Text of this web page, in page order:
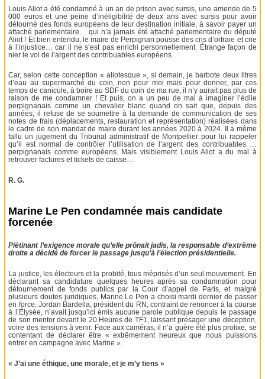
Louis Aliot a été condamné à un an de prison avec sursis, une amende de 5
000 euros et une peine d’inéligibilité de deux ans avec sursis pour avoir
détourné des fonds européens de leur destination initiale, à savoir payer un
attaché parlementaire… qui n’a jamais été attaché parlementaire du député
Aliot ! Et bien entendu, le maire de Perpignan pousse des cris d’orfraie et crie
à l’injustice… car il ne s’est pas enrichi personnellement. Étrange façon de
nier le vol de l’argent des contribuables européens…
Car, selon cette conception « aliotesque », si demain, je barbote deux litres
d’eau au supermarché du coin, non pour moi mais pour donner, par ces
temps de canicule, à boire au SDF du coin de ma rue, il n’y aurait pas plus de
raison de me condamner ! Et puis, on a un peu de mal à imaginer l’édile
perpignanais comme un chevalier blanc quand on sait que, depuis des
années, il refuse de se soumettre à la demande de communication de ses
notes de frais (déplacements, restauration et représentation) réalisées dans
le cadre de son mandat de maire durant les années 2020 à 2024. Il a même
fallu un jugement du Tribunal administratif de Montpellier pour lui rappeler
qu’il est normal de contrôler l’utilisation de l’argent des contribuables …
perpignanais comme européens. Mais visiblement Louis Aliot a du mal à
retrouver factures et tickets de caisse…
R. G.
Marine Le Pen condamnée mais candidate
forcenée
Piétinant l’exigence morale qu’elle prônait jadis, la responsable d’extrême
droite a décidé de forcer le passage jusqu’à l’élection présidentielle.
La justice, les électeurs et la probité, tous méprisés d’un seul mouvement. En
déclarant sa candidature quelques heures après sa condamnation pour
détournement de fonds publics par la Cour d’appel de Paris, et malgré
plusieurs doutes juridiques, Marine Le Pen a choisi mardi dernier de passer
en force. Jordan Bardella, président du RN, contraint de renoncer à la course
à l’Élysée, n’avait jusqu’ici émis aucune parole publique depuis le passage
de son mentor devant le 20 Heures de TF1, laissant présager une déception,
voire des tensions à venir. Face aux caméras, il n’a guère été plus prolixe, se
contentant de déclarer être « extrêmement heureux que nous puissions
entrer en campagne avec Marine ».
« J’ai une éthique, une morale, et je m’y tiens »